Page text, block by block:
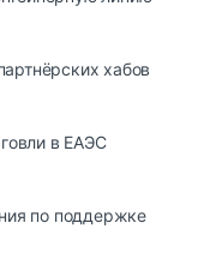
хабов
в ЕАЭС
по поддержке